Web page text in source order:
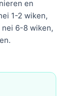
en
1-2 wiken,
6-8 wiken,